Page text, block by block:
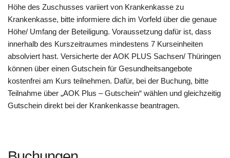
Höhe des Zuschusses variiert von Krankenkasse zu
Krankenkasse, bitte informiere dich im Vorfeld über die genaue
Höhe/ Umfang der Beteiligung. Voraussetzung dafür ist, dass
innerhalb des Kurszeitraumes mindestens 7 Kurseinheiten
absolviert hast. Versicherte der AOK PLUS Sachsen/ Thüringen
können über einen Gutschein für Gesundheitsangebote
kostenfrei am Kurs teilnehmen. Dafür, bei der Buchung, bitte
Teilnahme über „AOK Plus – Gutschein“ wählen und gleichzeitig
Gutschein direkt bei der Krankenkasse beantragen.